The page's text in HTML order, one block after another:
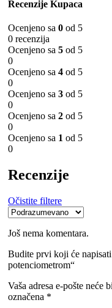
Recenzije Kupaca
Ocenjeno sa 0 od 5
0 recenzija
Ocenjeno sa 5 od 5
0
Ocenjeno sa 4 od 5
0
Ocenjeno sa 3 od 5
0
Ocenjeno sa 2 od 5
0
Ocenjeno sa 1 od 5
0
Recenzije
Očistite filtere
Još nema komentara.
Budite prvi koji će
potenciometrom“
Vaša adresa e-pošte neće
označena *